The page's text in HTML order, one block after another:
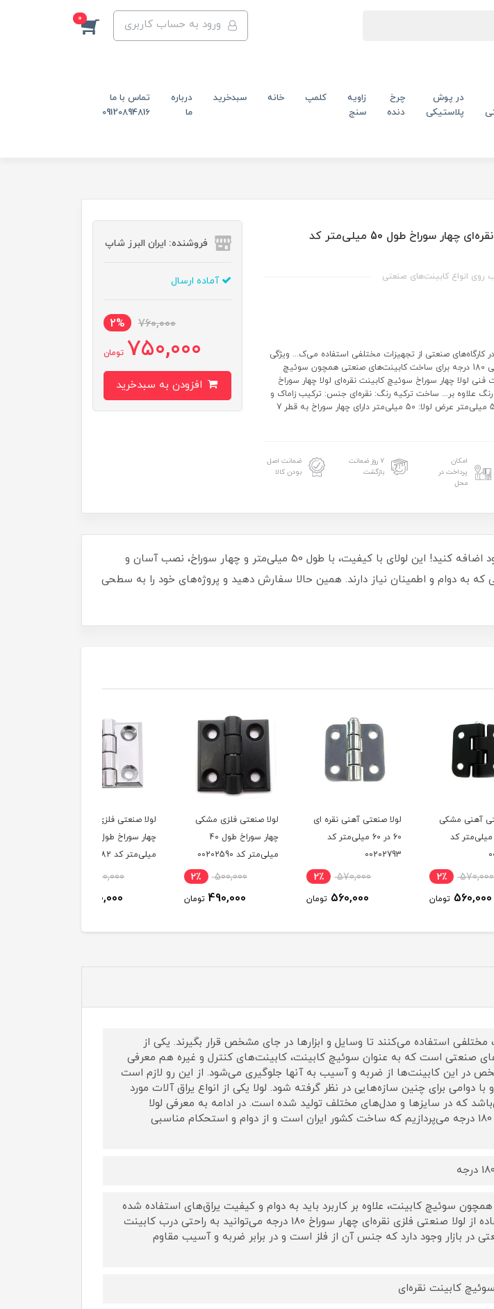
ورود به حساب کاربری 0
در پوش
پلاستیکی
چرخ
دنده
زاویه
سنج
کلمپ خانه سبدخرید
درباره
ما
تماس با ما
09120894816
لولا صنعتی فلزی نقره‌ای چهار سوراخ طول 50 میلی‌متر کد
صنعتی از تجهیزات مختلفی استفاده می‌ک... ویژگی
لولا فلزی کابینت صنعتی 180 درجه برای ساخت کابینت‌های صنعتی همچون سوئیچ
لولا چهار سوراخ سوئیچ کابینت نقره‌ای لولا چهار سوراخ
علاوه بر... ساخت ترکیه رنگ: نقره‌ای جنس: ترکیب زاماک و
آلومینیوم طول لولا: 50 میلی‌متر عرض لولا: 50 میلی‌متر دارای چهار سوراخ به قطر 7
امکان
پرداخت در
محل
۷ روز ضمانت
بازگشت
ضمانت اصل
بودن کالا
فروشنده: ایران البرز شاپ
آماده ارسال
760,000
2%
750,000 تومان
با لولا صنعتی فلزی نقره‌ای کد 00202589، امنیت و استحکام را به پروژه‌های خود اضافه کنید! این لولای با کیفیت، با طول 50 میلی‌متر و چهار سوراخ، نصب آسان و
که به دوام و اطمینان نیاز دارند. همین حالا سفارش دهید و پروژه‌های خود را به سطحی
2٪
لولا صنعتی آهنی نقره ای
60 در 60 میلی‌متر کد
2٪
تومان
لولا صنعتی فلزی مشکی
چهار سوراخ طول 40
2٪
تومان
لولا صنعتی فلزی نقره‌ای
چهار سوراخ طول 40
میلی‌متر کد 00202582
2٪
تومان
استفاده می‌کنند تا وسایل و ابزارها در جای مشخص قرار بگیرند. یکی از
صنعتی است که به عنوان سوئیچ کابینت، کابینت‌های کنترل و غیره هم معرفی
در این کابینت‌ها از ضربه و آسیب به آنها جلوگیری می‌شود. از این رو لازم است
دوامی برای چنین سازه‌هایی در نظر گرفته شود. لولا یکی از انواع یراق آلات مورد
که در سایزها و مدل‌های مختلف تولید شده است. در ادامه به معرفی لولا
صنعتی فلزی نقره‌ای چهار سوراخ 180 درجه می‌پردازیم که ساخت کشور ایران است و از دوام و استحکام مناسبی
سوئیچ کابینت، علاوه بر کاربرد باید به دوام و کیفیت یراق‌های استفاده شده
برای آن نیز توجه داشت. با استفاده از لولا صنعتی فلزی نقره‌ای چهار سوراخ 180 درجه می‌توانید به راحتی درب کابینت
در بازار وجود دارد که جنس آن از فلز است و در برابر ضربه و آسیب مقاوم
کابینت نقره‌ای